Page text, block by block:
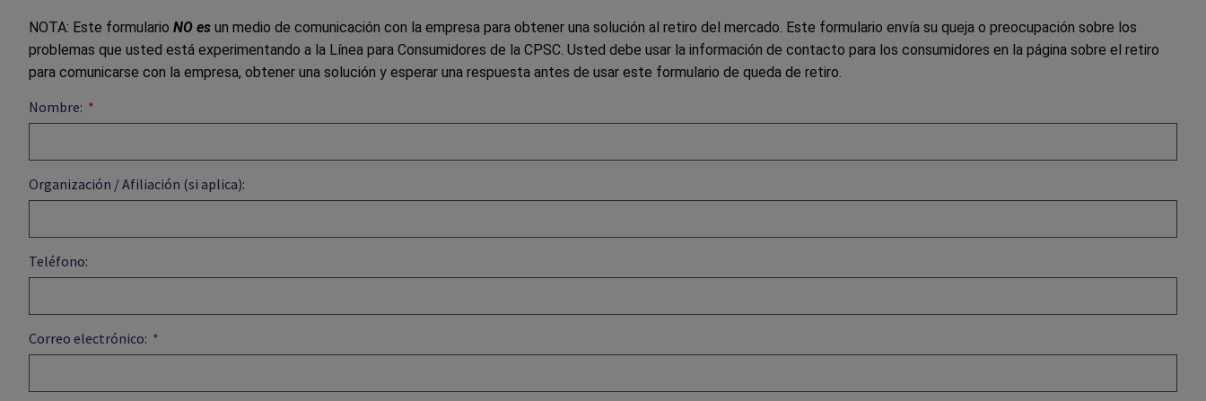
NOTA: Este formulario NO es un medio de comunicación con la empresa para obtener una solución al retiro del mercado. Este formulario envía su queja o preocupación sobre los
problemas que usted está experimentando a la Línea para Consumidores de la CPSC. Usted debe usar la información de contacto para los consumidores en la página sobre el retiro
para comunicarse con la empresa, obtener una solución y esperar una respuesta antes de usar este formulario de queda de retiro.
Nombre:
Organización / Afiliación (si aplica):
Teléfono:
Correo electrónico: